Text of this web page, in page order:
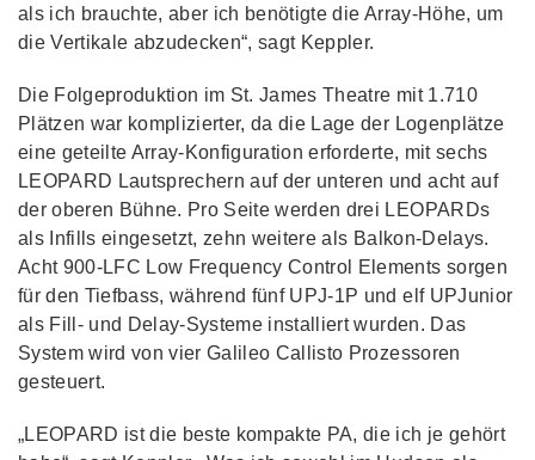
als ich brauchte, aber ich benötigte die Array-Höhe, um
die Vertikale abzudecken“, sagt Keppler.
Die Folgeproduktion im St. James Theatre mit 1.710
Plätzen war komplizierter, da die Lage der Logenplätze
eine geteilte Array-Konfiguration erforderte, mit sechs
LEOPARD Lautsprechern auf der unteren und acht auf
der oberen Bühne. Pro Seite werden drei LEOPARDs
als Infills eingesetzt, zehn weitere als Balkon-Delays.
Acht 900-LFC Low Frequency Control Elements sorgen
für den Tiefbass, während fünf UPJ-1P und elf UPJunior
als Fill- und Delay-Systeme installiert wurden. Das
System wird von vier Galileo Callisto Prozessoren
gesteuert.
„LEOPARD ist die beste kompakte PA, die ich je gehört